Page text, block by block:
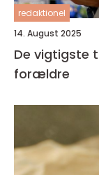
redaktionel
14. August 2025
De vigtigste
forældre